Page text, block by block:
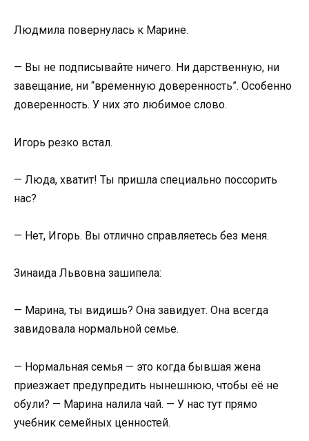
Людмила повернулась к Марине.
— Вы не подписывайте ничего. Ни дарственную, ни
завещание, ни “временную доверенность”. Особенно
доверенность. У них это любимое слово.
Игорь резко встал.
— Люда, хватит! Ты пришла специально поссорить
нас?
— Нет, Игорь. Вы отлично справляетесь без меня.
Зинаида Львовна зашипела:
— Марина, ты видишь? Она завидует. Она всегда
завидовала нормальной семье.
— Нормальная семья — это когда бывшая жена
приезжает предупредить нынешнюю, чтобы её не
обули? — Марина налила чай. — У нас тут прямо
учебник семейных ценностей.